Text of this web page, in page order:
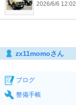
2026/6/6 12:02
zx11momoさん
ブログ
整備手帳